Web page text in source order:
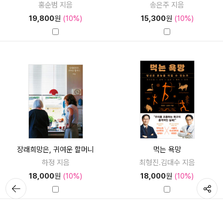
홍순범 지음
19,800원 (10%)
송은주 지음
15,300원 (10%)
장래희망은, 귀여운 할머니
하정 지음
18,000원 (10%)
먹는 욕망
최형진.김대수 지음
18,000원 (10%)
뒤로가
기